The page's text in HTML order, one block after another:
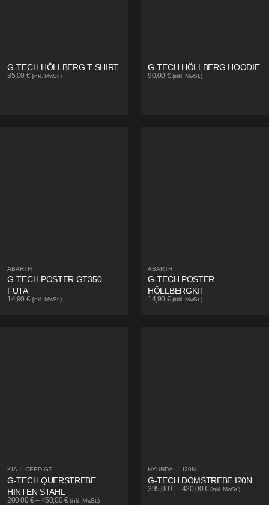
G-TECH HÖLLBERG T-SHIRT
35,00 € (inkl. MwSt.)
G-TECH HÖLLBERG HOODIE
90,00 € (inkl. MwSt.)
ABARTH
G-TECH POSTER GT350
FUTA
14,90 € (inkl. MwSt.)
ABARTH
G-TECH POSTER
HÖLLBERGKIT
14,90 € (inkl. MwSt.)
KIA / CEED GT
G-TECH QUERSTREBE
HINTEN STAHL
200,00€– 450,00€ (inkl. MwSt.)
HYUNDAI / I20N
G-TECH DOMSTREBE I20N
395,00€– 420,00€ (inkl. MwSt.)